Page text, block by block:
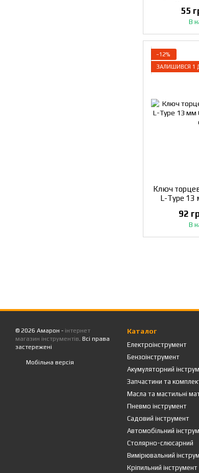
55
В
−12%
ЗАЛИШИВСЯ 1
Ключ
L-Type 13
92
В
© 2026 Амарон - інтернет
магазин інструментів. Всі права
застережені
Мобільна версія
Каталог
Електроінструмент
Бензоінструмент
Акумуляторний
Запчастини та
Масла та мастильні
Пневмо інструмент
Садовий інструмент
Автомобільний
Столярно-слюсарний
Вимірювальний
Кріпильний інструмент